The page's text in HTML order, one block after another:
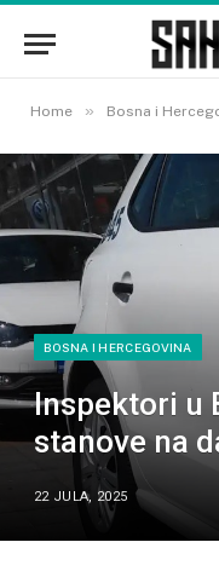
Home » Bosna i
BOSNA I HERCEGOVINA
Inspektori u
stanove na
22 JULA, 2025